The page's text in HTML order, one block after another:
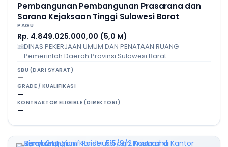
Pembangunan Pembangunan Prasarana dan
Sarana Kejaksaan Tinggi Sulawesi Barat
PAGU
Rp. 4.849.025.000,00 (5,0 M)
DINAS PEKERJAAN UMUM DAN PENATAAN RUANG
Pemerintah Daerah Provinsi Sulawesi Barat
SBU (DARI SYARAT)
—
GRADE / KUALIFIKASI
—
KONTRAKTOR ELIGIBLE (DIREKTORI)
—